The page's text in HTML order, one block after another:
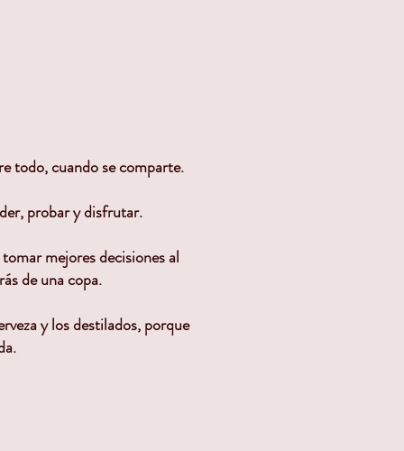
todo, cuando se comparte.
probar y disfrutar.
mejores decisiones al
de una copa.
y los destilados, porque